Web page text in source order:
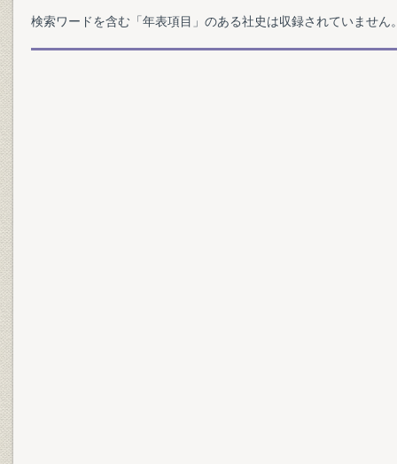
検索ワードを含む「年表項目」のある社史は収録されていません